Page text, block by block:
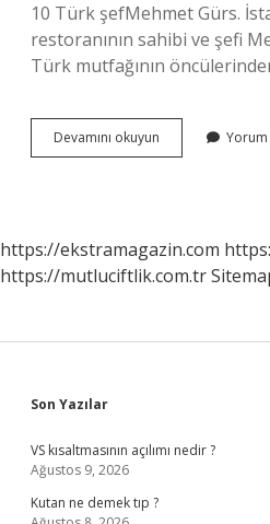
10 Türk şefMehmet Gürs.
restoranının sahibi ve şefi
Türk mutfağının
Devamını okuyun Dünyanın
En
Yorum
https://ekstramagazin.com
https://mutluciftlik.com.tr
Sidebar
Son Yazılar
VS kısaltmasının açılımı nedir ?
Ağustos 9, 2026
Kutan ne demek tıp ?